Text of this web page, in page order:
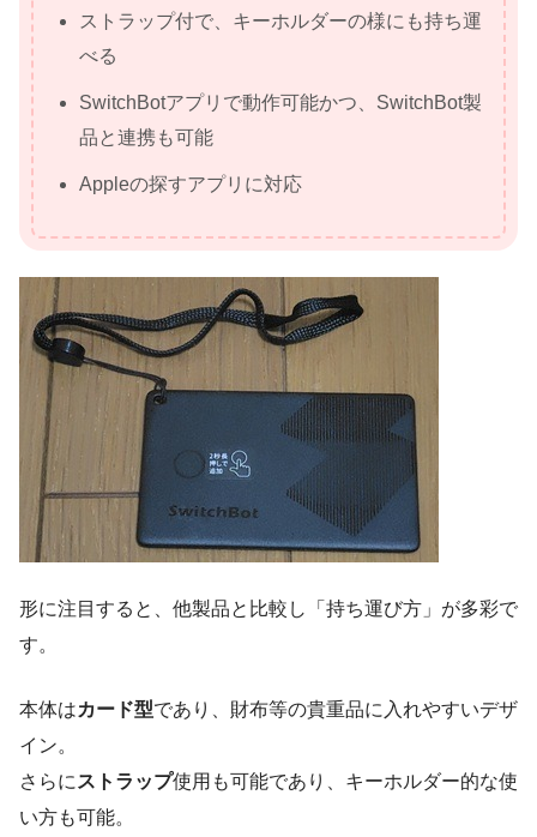
ストラップ付で、キーホルダーの様にも持ち運
べる
SwitchBotアプリで動作可能かつ、SwitchBot製
品と連携も可能
Appleの探すアプリに対応
形に注目すると、他製品と比較し「持ち運び方」が多彩で
す。
本体はカード型であり、財布等の貴重品に入れやすいデザ
イン。
さらに ストラップ使用も可能であり、キーホルダー的な使
い方も可能。